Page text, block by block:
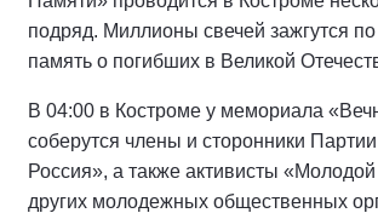
подряд. Миллионы свечей зажгутся
память о погибших в Великой
В 04:00 в Костроме у мемориала
соберутся члены и сторонники
Россия», а также активисты
других молодежных общественных